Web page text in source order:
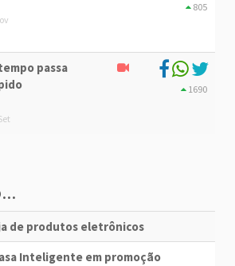
805
passa
1690
de produtos eletrônicos
Inteligente em promoção